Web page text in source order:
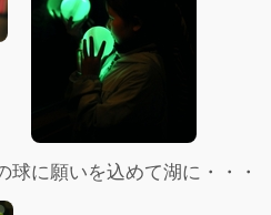
球に願いを込めて湖に・・・